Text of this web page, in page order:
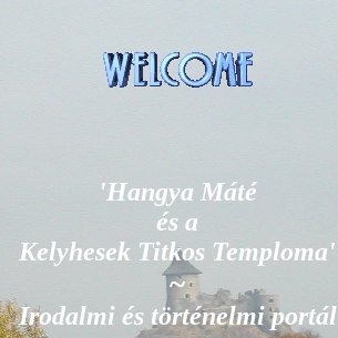
'Hangya Máté
és a
Kelyhesek Titkos Temploma'
~
Irodalmi és történelmi portál